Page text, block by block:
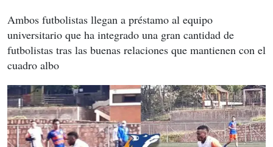
Ambos futbolistas llegan a préstamo al equipo
universitario que ha integrado una gran cantidad de
futbolistas tras las buenas relaciones que mantienen con el
cuadro albo